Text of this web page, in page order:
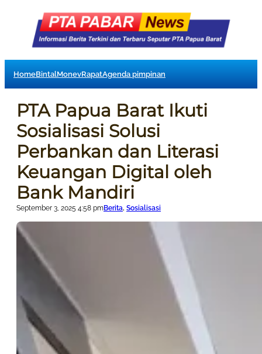
HomeBintalMonevRapatAgenda pimpinan
PTA Papua Barat Ikuti
Sosialisasi Solusi
Perbankan dan Literasi
Keuangan Digital oleh
Bank Mandiri
September 3, 2025 4:58 pmBerita, Sosialisasi